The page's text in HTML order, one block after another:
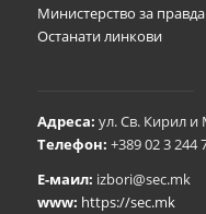
Министерство за правда
Останати линкови
Адреса: ул. Св. Кирил и
Телефон: +389 02 3 244
Е-маил: izbori@sec.mk
www: https://sec.mk